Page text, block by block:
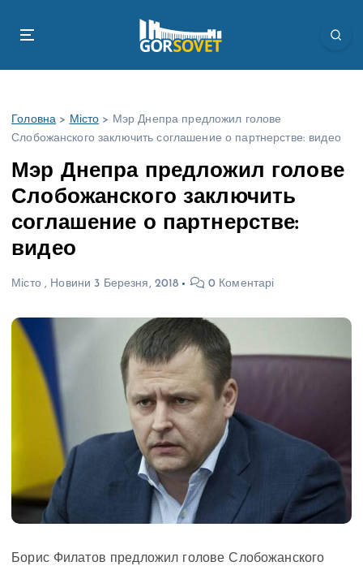
Головна > Місто > Мэр Днепра предложил голове
Слобожанского заключить соглашение о партнерстве: видео
Мэр Днепра предложил голове
Слобожанского заключить
соглашение о партнерстве:
видео
Місто, Новини 3 Березня, 2018 0 Коментарі
Борис Филатов предложил голове Слобожанского